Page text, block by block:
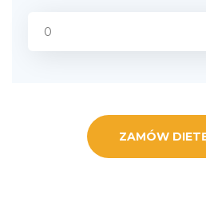
ZAMÓW